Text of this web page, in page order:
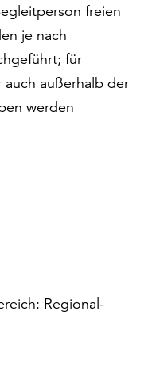
freien
je nach
für
außerhalb der
werden
Regional-